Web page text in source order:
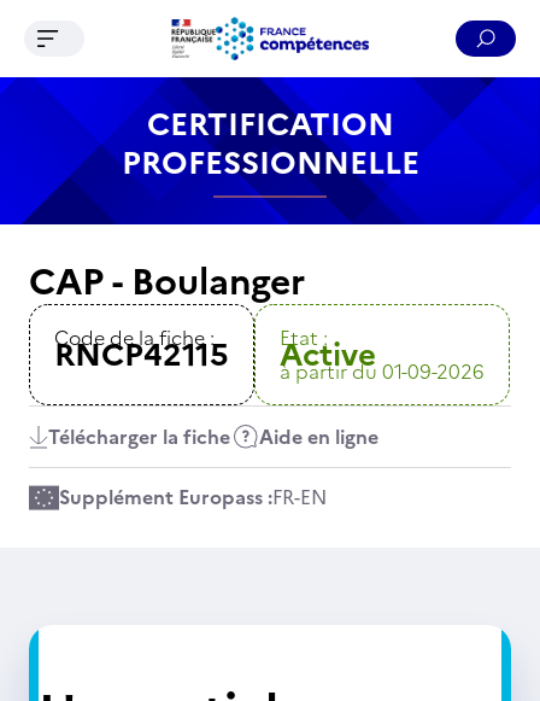
Contenu Recherche Menu Pied de page
Ouvrir le menu de navigation
CERTIFICATION
PROFESSIONNELLE
CAP - Boulanger
Code de la fiche :
RNCP42115 Etat :
Active
à partir du 01-09-2026
Télécharger la fiche Aide en ligne
Supplément Europass :FR-EN